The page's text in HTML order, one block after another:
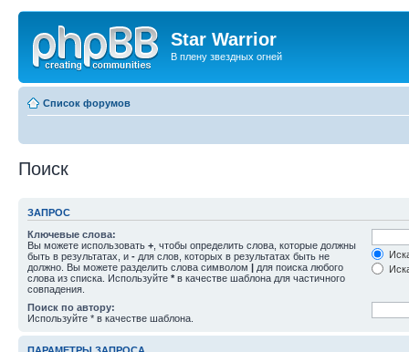
Star Warrior
В плену звездных огней
Список форумов
Поиск
ЗАПРОС
Ключевые слова:
Вы можете использовать + , чтобы определить слова, которые должны
быть в результатах, и - для слов, которых в результатах быть не
должно. Вы можете разделить слова символом | для поиска любого
слова из списка. Используйте * в качестве шаблона для частичного
совпадения.
Поиск по автору:
Используйте * в качестве шаблона.